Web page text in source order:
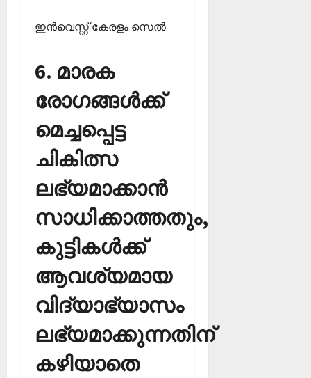
ഇന്‍വെസ്റ്റ് കേരളം സെല്‍
6. മാരക
രോഗങ്ങള്‍ക്ക്
മെച്ചപ്പെട്ട
ചികിത്സ
ലഭ്യമാക്കാന്‍
സാധിക്കാത്തതും,
കുട്ടികള്‍ക്ക്
ആവശ്യമായ
വിദ്യാഭ്യാസം
ലഭ്യമാക്കുന്നതിന്
കഴിയാതെ